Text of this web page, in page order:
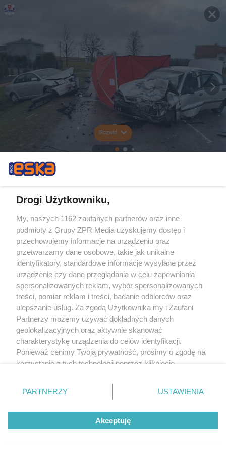
Rozwiń
Drogi Użytkowniku,
My, naszych 1162 zaufanych partnerów oraz inne
podmioty z Grupy ZPR Media uzyskujemy dostęp i
przechowujemy informacje na urządzeniu oraz
przetwarzamy dane osobowe, takie jak unikalne
identyfikatory, standardowe informacje wysyłane przez
urządzenie czy dane przeglądania w celu zapewniania
spersonalizowanych reklam, wybór spersonalizowanych
treści, pomiar reklam i treści, badanie odbiorców oraz
ulepszanie usług. Za zgodą Użytkownika my i Zaufani
Partnerzy możemy używać dokładnych danych
geolokalizacyjnych oraz aktywnie skanować
charakterystykę urządzenia do celów identyfikacji.
Ponieważ cenimy Twoją prywatność, prosimy o zgodę na
korzystanie z tych technologii poprzez kliknięcie
zmienić/wycofać klikając przycisk ustawień prywatności
znajdujący się w lewym dolnym rogu strony
rodzaje przetwarzania danych nie wymagają zgody
użytkownika, ale masz prawo sprzeciwić się takiemu
przetwarzaniu. Preferencje będą miały zastosowanie tylko
PARTNERZY USTAWIENIA
Akceptuję